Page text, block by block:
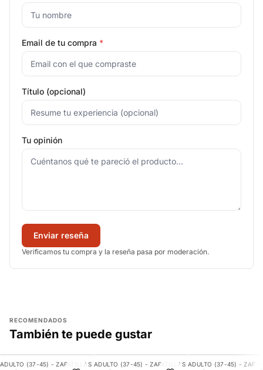
Email de tu compra *
Título (opcional)
Tu opinión
Enviar reseña
Verificamos tu compra y la reseña pasa por moderación.
RECOMENDADOS
También te puede gustar
-11%
AGREGAR
ADULTO (37-45) - ZAPATILLAS
-9%
AGREGAR
ADULTO (37-45) - ZAPATILLAS
-21%
ADULTO (37-45) -